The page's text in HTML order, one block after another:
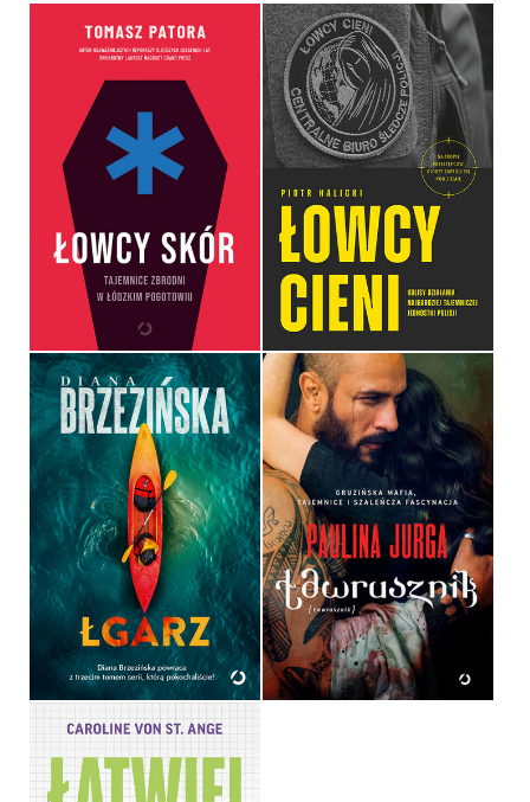
ŁOWCY SKÓR. TAJEMNICE
ZBRODNI W ŁÓDZKIM
POGOTOWIU
OPRAWA MIĘKKA
54,99 ZŁ
ŁOWCY CIENI. KULISY
DZIAŁANIA NAJBARDZIEJ
TAJEMNICZEJ
JEDNOSTKI POLICJI
PIOTR HALICKI
OPRAWA MIĘKKA
49,99 ZŁ
ŁGARZ
DIANA BRZEZIŃSKA
OPRAWA MIĘKKA
49,99 ZŁ
ŁAWRUSZNIK
PAULINA JURGA
OPRAWA MIĘKKA
44,99 ZŁ